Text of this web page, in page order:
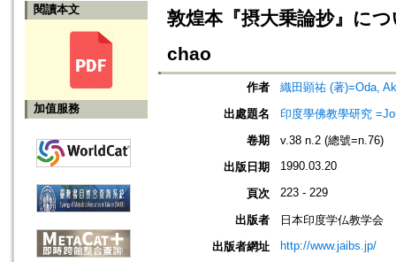
閱讀本文
加值服務
敦煌本『摂大乗論抄』に
chao
作者
織田顕祐 (著)=Oda,
出處題名
印度學佛教學研究
卷期
v.38 n.2 (總號=n.76)
出版日期
1990.03.20
頁次 223 - 229
出版者
日本印度学仏教学会
出版者網址
http://www.jaibs.jp/